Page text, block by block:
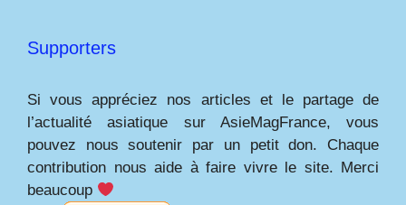
Supporters
Si vous appréciez nos articles et le partage de
l’actualité asiatique sur AsieMagFrance, vous
pouvez nous soutenir par un petit don. Chaque
contribution nous aide à faire vivre le site. Merci
beaucoup